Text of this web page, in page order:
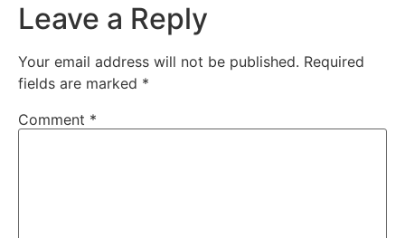
Leave a Reply
Your email address will not be published. Required
fields are marked *
Comment *